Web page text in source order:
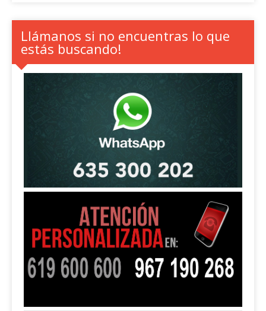
Llámanos si no encuentras lo que
estás buscando!